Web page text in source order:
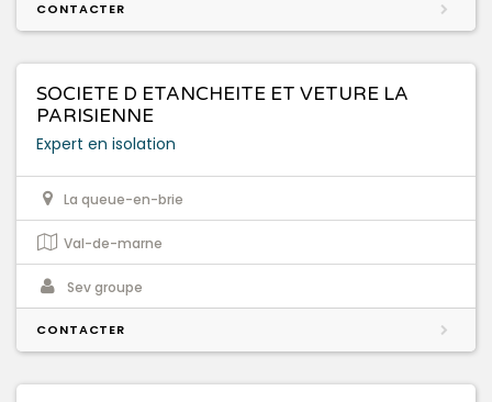
CONTACTER
SOCIETE D ETANCHEITE ET VETURE LA
PARISIENNE
Expert en isolation
La queue-en-brie
Val-de-marne
Sev groupe
CONTACTER